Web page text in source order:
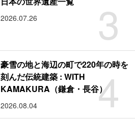
3
2026.07.26
4
豪雪の地と海辺の町で220年の時を
刻んだ伝統建築 : WITH
KAMAKURA（鎌倉・長谷）
2026.08.04